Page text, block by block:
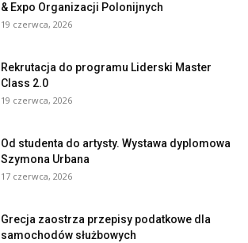
& Expo Organizacji Polonijnych
19 czerwca, 2026
Rekrutacja do programu Liderski Master
Class 2.0
19 czerwca, 2026
Od studenta do artysty. Wystawa dyplomowa
Szymona Urbana
17 czerwca, 2026
Grecja zaostrza przepisy podatkowe dla
samochodów służbowych